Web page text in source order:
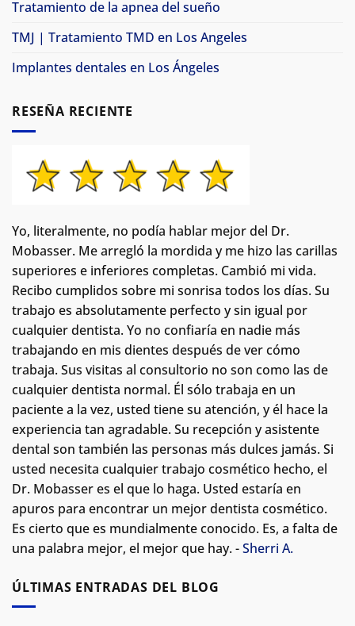
Tratamiento de la apnea del sueño
TMJ | Tratamiento TMD en Los Angeles
Implantes dentales en Los Ángeles
RESEÑA RECIENTE
Yo, literalmente, no podía hablar mejor del Dr.
Mobasser. Me arregló la mordida y me hizo las carillas
superiores e inferiores completas. Cambió mi vida.
Recibo cumplidos sobre mi sonrisa todos los días. Su
trabajo es absolutamente perfecto y sin igual por
cualquier dentista. Yo no confiaría en nadie más
trabajando en mis dientes después de ver cómo
trabaja. Sus visitas al consultorio no son como las de
cualquier dentista normal. Él sólo trabaja en un
paciente a la vez, usted tiene su atención, y él hace la
experiencia tan agradable. Su recepción y asistente
dental son también las personas más dulces jamás. Si
usted necesita cualquier trabajo cosmético hecho, el
Dr. Mobasser es el que lo haga. Usted estaría en
apuros para encontrar un mejor dentista cosmético.
Es cierto que es mundialmente conocido. Es, a falta de
una palabra mejor, el mejor que hay. -Sherri A.
ÚLTIMAS ENTRADAS DEL BLOG